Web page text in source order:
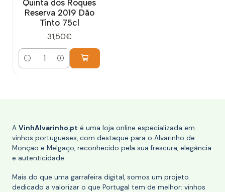
Quinta dos Roques
Reserva 2019 Dão
Tinto 75cl
31,50€
Quantidade
A VinhAlvarinho.pt é uma loja online especializada em
vinhos portugueses, com destaque para o Alvarinho de
Monção e Melgaço, reconhecido pela sua frescura, elegância
e autenticidade.
Mais do que uma garrafeira digital, somos um projeto
dedicado a valorizar o que Portugal tem de melhor: vinhos